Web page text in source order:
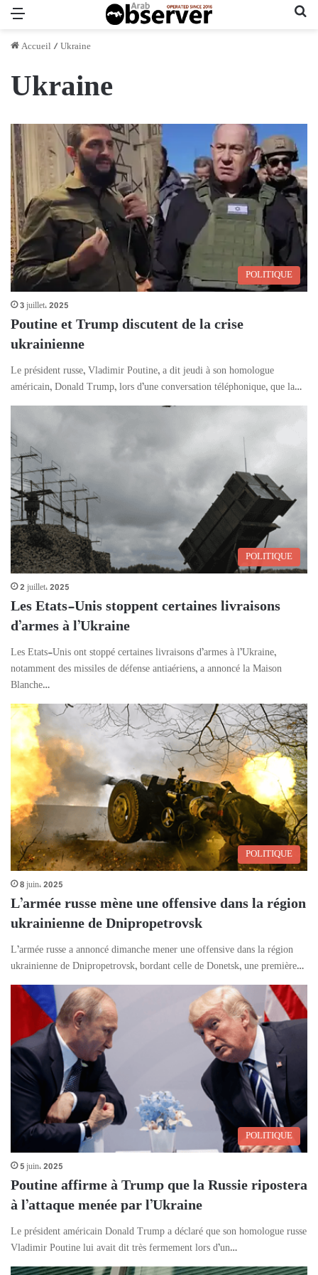
Accueil /Ukraine
Ukraine
POLITIQUE
3 juillet، 2025
Poutine et Trump discutent de la crise
ukrainienne
Le président russe, Vladimir Poutine, a dit jeudi à son homologue
américain, Donald Trump, lors d’une conversation téléphonique, que la…
POLITIQUE
2 juillet، 2025
Les Etats-Unis stoppent certaines livraisons
d’armes à l’Ukraine
Les Etats-Unis ont stoppé certaines livraisons d’armes à l’Ukraine,
notamment des missiles de défense antiaériens, a annoncé la Maison
Blanche…
POLITIQUE
8 juin، 2025
L’armée russe mène une offensive dans la région
ukrainienne de Dnipropetrovsk
L’armée russe a annoncé dimanche mener une offensive dans la région
ukrainienne de Dnipropetrovsk, bordant celle de Donetsk, une première…
POLITIQUE
5 juin، 2025
Poutine affirme à Trump que la Russie ripostera
à l’attaque menée par l’Ukraine
Le président américain Donald Trump a déclaré que son homologue russe
Vladimir Poutine lui avait dit très fermement lors d’un…